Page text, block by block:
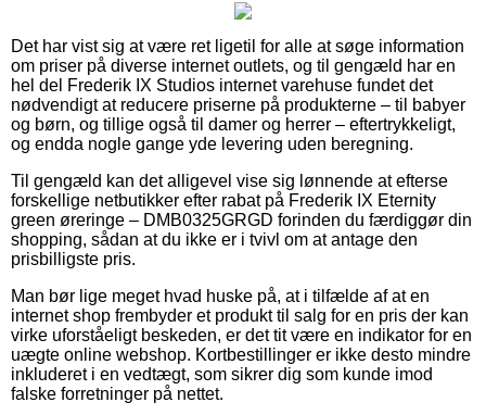
Det har vist sig at være ret ligetil for alle at søge information
om priser på diverse internet outlets, og til gengæld har en
hel del Frederik IX Studios internet varehuse fundet det
nødvendigt at reducere priserne på produkterne – til babyer
og børn, og tillige også til damer og herrer – eftertrykkeligt,
og endda nogle gange yde levering uden beregning.
Til gengæld kan det alligevel vise sig lønnende at efterse
forskellige netbutikker efter rabat på Frederik IX Eternity
green øreringe – DMB0325GRGD forinden du færdiggør din
shopping, sådan at du ikke er i tvivl om at antage den
prisbilligste pris.
Man bør lige meget hvad huske på, at i tilfælde af at en
internet shop frembyder et produkt til salg for en pris der kan
virke uforståeligt beskeden, er det tit være en indikator for en
uægte online webshop. Kortbestillinger er ikke desto mindre
inkluderet i en vedtægt, som sikrer dig som kunde imod
falske forretninger på nettet.